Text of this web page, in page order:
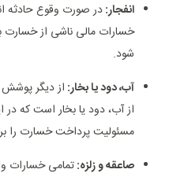
انفجار:در صورت وقوع حادثه
خسارات مالی ناشی از خسارت
شود.
آب، دود یا بخار: از دیگر
از آب، دود یا بخار است که در
مسئولیت پرداخت خسارت را
صاعقه و زلزه:تمامی خسارات